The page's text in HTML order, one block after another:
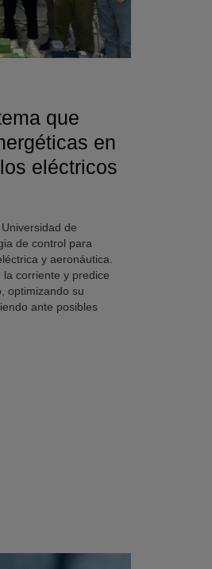
que
en
eléctricos
de
de control para
y aeronáutica.
corriente y predice
optimizando su
ante posibles